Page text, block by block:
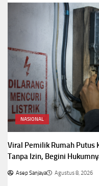
NASIONAL
Viral Pemilik Rumah Putus
Tanpa Izin, Begini
Asep Sanjaya Agustus 8, 2026